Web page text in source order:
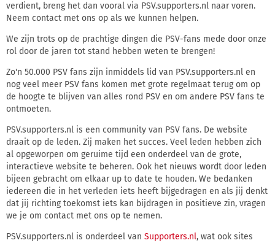
verdient, breng het dan vooral via PSV.supporters.nl naar voren.
Neem contact met ons op als we kunnen helpen.
We zijn trots op de prachtige dingen die PSV-fans mede door onze
rol door de jaren tot stand hebben weten te brengen!
Zo'n 50.000 PSV fans zijn inmiddels lid van PSV.supporters.nl en
nog veel meer PSV fans komen met grote regelmaat terug om op
de hoogte te blijven van alles rond PSV en om andere PSV fans te
ontmoeten.
PSV.supporters.nl is een community van PSV fans. De website
draait op de leden. Zij maken het succes. Veel leden hebben zich
al opgeworpen om geruime tijd een onderdeel van de grote,
interactieve website te beheren. Ook het nieuws wordt door leden
bijeen gebracht om elkaar up to date te houden. We bedanken
iedereen die in het verleden iets heeft bijgedragen en als jij denkt
dat jij richting toekomst iets kan bijdragen in positieve zin, vragen
we je om contact met ons op te nemen.
PSV.supporters.nl is onderdeel van Supporters.nl, wat ook sites